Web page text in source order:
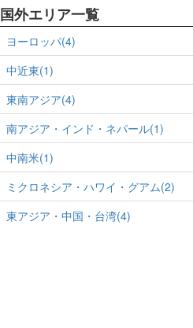
国外エリア一覧
ヨーロッパ(4)
中近東(1)
東南アジア(4)
南アジア・インド・ネパール(1)
中南米(1)
ミクロネシア・ハワイ・グアム(2)
東アジア・中国・台湾(4)